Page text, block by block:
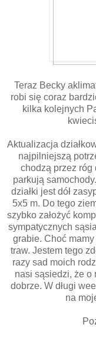
Teraz Becky
robi się coraz
kilka kolejnych
Aktualizacja
najpilniejszą
chodzą przez róg
parkują
działki jest dół
5x5 m. Do tego
szybko założyć
sympatycznych
grabie. Choć
traw. Jestem tego
razy sad moich
nasi sąsiedzi, że o
dobrze. W długi
na